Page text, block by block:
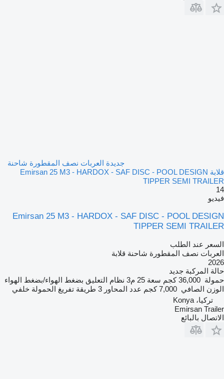
جديدة العربات نصف المقطورة شاحنة
قلابة Emirsan 25 M3 - HARDOX - SAF DISC - POOL DESIGN
TIPPER SEMI TRAILER
14
فيديو
Emirsan 25 M3 - HARDOX - SAF DISC - POOL DESIGN
TIPPER SEMI TRAILER
السعر عند الطلب
العربات نصف المقطورة شاحنة قلابة
2026
حالة المركبة جديد
حمولة 36,000 كجم سعة 25 م3 نظام التعليق بضغط الهواء/بضغط الهواء
الوزن الصافي 7,000 كجم عدد المحاور 3 طريقة تفريغ الحمولة خلفي
تركيا، Konya
Emirsan Trailer
الاتصال بالبائع